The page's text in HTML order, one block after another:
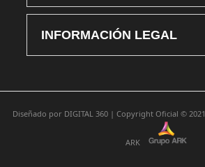
INFORMACIÓN LEGAL
Diseñado por DIGITAL 360 | Copyright Oficial © 2021
ARK